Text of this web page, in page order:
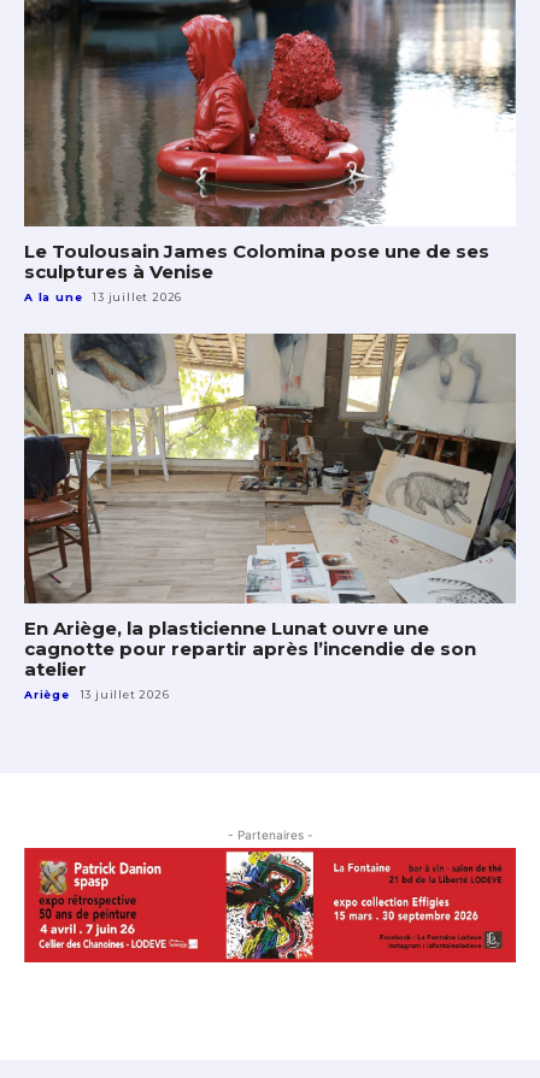
Le Toulousain James Colomina pose une de ses
sculptures à Venise
A la une 13 juillet 2026
En Ariège, la plasticienne Lunat ouvre une
cagnotte pour repartir après l’incendie de son
atelier
Ariège 13 juillet 2026
- Partenaires -